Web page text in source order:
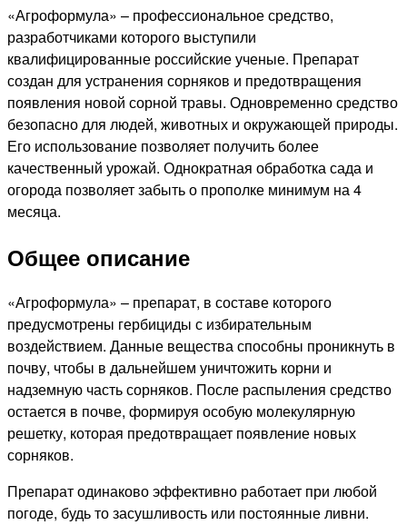
«Агроформула» – профессиональное средство,
разработчиками которого выступили
квалифицированные российские ученые. Препарат
создан для устранения сорняков и предотвращения
появления новой сорной травы. Одновременно средство
безопасно для людей, животных и окружающей природы.
Его использование позволяет получить более
качественный урожай. Однократная обработка сада и
огорода позволяет забыть о прополке минимум на 4
месяца.
Общее описание
«Агроформула» – препарат, в составе которого
предусмотрены гербициды с избирательным
воздействием. Данные вещества способны проникнуть в
почву, чтобы в дальнейшем уничтожить корни и
надземную часть сорняков. После распыления средство
остается в почве, формируя особую молекулярную
решетку, которая предотвращает появление новых
сорняков.
Препарат одинаково эффективно работает при любой
погоде, будь то засушливость или постоянные ливни.